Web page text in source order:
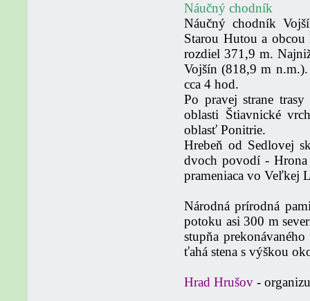
Náučný chodník
Náučný chodník
Starou Hutou a
rozdiel 371,9 m.
Vojšín (818,9 m
cca 4 hod.
Po pravej strane
oblasti Štiavnické
oblasť Ponitrie.
Hrebeň od Sedlovej
dvoch povodí -
prameniaca vo Veľkej
Národná prírodná
potoku asi 300 m
stupňa
ťahá stena s výškou
Hrad Hrušov -